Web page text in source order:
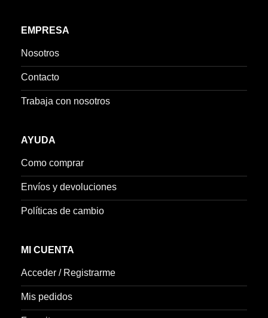
EMPRESA
Nosotros
Contacto
Trabaja con nosotros
AYUDA
Como comprar
Envíos y devoluciones
Políticas de cambio
MI CUENTA
Acceder / Registrarme
Mis pedidos